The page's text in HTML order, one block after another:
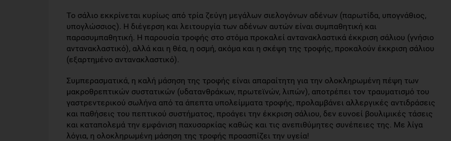
Το σάλιο εκκρίνεται κυρίως από τρία ζεύγη μεγάλων σιελογόνων αδένων (παρωτίδα, υπογνάθιος,
υπογλώσσιος). Η διέγερση και λειτουργία των αδένων αυτών είναι συμπαθητική και
παρασυμπαθητική. Η παρουσία τροφής στο στόμα προκαλεί αντανακλαστικά έκκριση σάλιου (γνήσιο
αντανακλαστικό), αλλά και η θέα, η οσμή, ακόμα και η σκέψη της τροφής, προκαλούν έκκριση σάλιου
(εξαρτημένο αντανακλαστικό).
Συμπερασματικά, η καλή μάσηση της τροφής είναι απαραίτητη για την ολοκληρωμένη πέψη των
μακροθρεπτικών συστατικών (υδατανθράκων, πρωτεϊνών, λιπών), αποτρέπει τον τραυματισμό του
γαστρεντερικού σωλήνα από τα άπεπτα υπολείμματα τροφής, προλαμβάνει αλλεργικές αντιδράσεις
και παθήσεις του πεπτικού συστήματος, προάγει την έκκριση σάλιου, δεν ευνοεί βουλιμικές τάσεις
και καταπολεμά την εμφάνιση παχυσαρκίας καθώς και τις ανεπιθύμητες συνέπειες της. Με λίγα
λόγια, η ολοκληρωμένη μάσηση της τροφής προασπίζει την υγεία!